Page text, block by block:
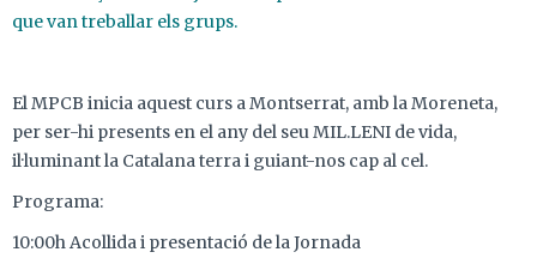
que van treballar els grups.
El MPCB inicia aquest curs a Montserrat, amb la Moreneta,
per ser-hi presents en el any del seu MIL.LENI de vida,
il·luminant la Catalana terra i guiant-nos cap al cel.
Programa:
10:00h Acollida i presentació de la Jornada